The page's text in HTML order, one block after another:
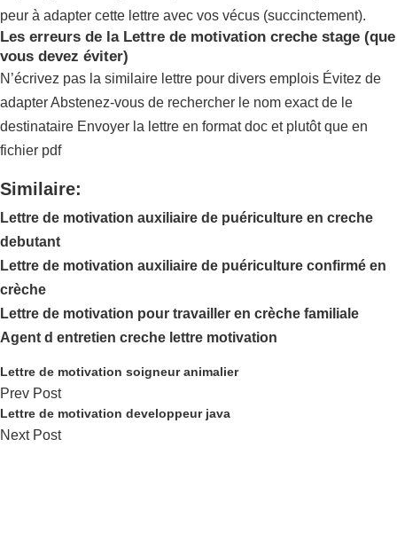
peur à adapter cette lettre avec vos vécus (succinctement).
Les erreurs de la Lettre de motivation creche stage (que
vous devez éviter)
N’écrivez pas la similaire lettre pour divers emplois Évitez de
adapter Abstenez-vous de rechercher le nom exact de le
destinataire Envoyer la lettre en format doc et plutôt que en
fichier pdf
Similaire:
Lettre de motivation auxiliaire de puériculture en creche
debutant
Lettre de motivation auxiliaire de puériculture confirmé en
crèche
Lettre de motivation pour travailler en crèche familiale
Agent d entretien creche lettre motivation
Lettre de motivation soigneur animalier
Prev Post
Lettre de motivation developpeur java
Next Post